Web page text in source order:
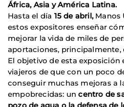
África, Asia y América Latina.
Hasta el día 15 de abril,Manos
estos expositores enseñar
mejorar la vida de miles de
aportaciones, principalmente,
El objetivo de esta exposición
viajeros de que con un poco
conseguir muchas mejoras a
empobrecidas: uncentro de